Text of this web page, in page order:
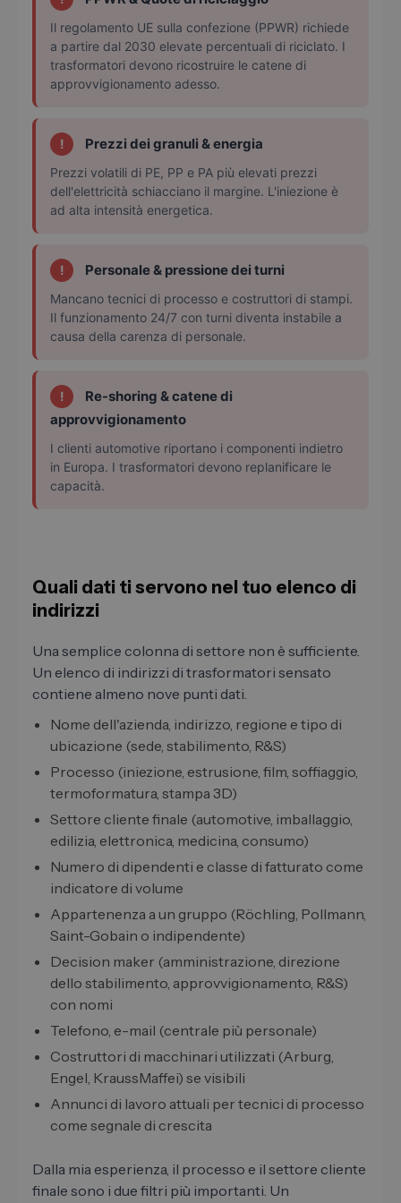
Il regolamento UE sulla confezione (PPWR) richiede
a partire dal 2030 elevate percentuali di riciclato. I
trasformatori devono ricostruire le catene di
approvvigionamento adesso.
! Prezzi dei granuli & energia
Prezzi volatili di PE, PP e PA più elevati prezzi
dell'elettricità schiacciano il margine. L'iniezione è
ad alta intensità energetica.
! Personale & pressione dei turni
Mancano tecnici di processo e costruttori di stampi.
Il funzionamento 24/7 con turni diventa instabile a
causa della carenza di personale.
!
Re-shoring & catene di
approvvigionamento
I clienti automotive riportano i componenti indietro
in Europa. I trasformatori devono replanificare le
capacità.
Quali dati ti servono nel tuo elenco di
indirizzi
Una semplice colonna di settore non è sufficiente.
Un elenco di indirizzi di trasformatori sensato
contiene almeno nove punti dati.
Nome dell'azienda, indirizzo, regione e tipo di
ubicazione (sede, stabilimento, R&S)
Processo (iniezione, estrusione, film, soffiaggio,
termoformatura, stampa 3D)
Settore cliente finale (automotive, imballaggio,
edilizia, elettronica, medicina, consumo)
Numero di dipendenti e classe di fatturato come
indicatore di volume
Appartenenza a un gruppo (Röchling, Pollmann,
Saint-Gobain o indipendente)
Decision maker (amministrazione, direzione
dello stabilimento, approvvigionamento, R&S)
con nomi
Telefono, e-mail (centrale più personale)
Costruttori di macchinari utilizzati (Arburg,
Engel, KraussMaffei) se visibili
Annunci di lavoro attuali per tecnici di processo
come segnale di crescita
Dalla mia esperienza, il processo e il settore cliente
finale sono i due filtri più importanti. Un